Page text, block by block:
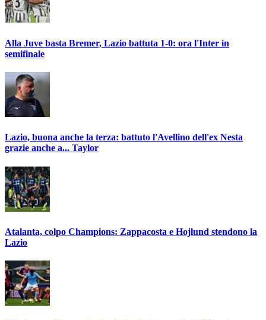
Alla Juve basta Bremer, Lazio battuta 1-0: ora l'Inter in
semifinale
Lazio, buona anche la terza: battuto l'Avellino dell'ex Nesta
grazie anche a... Taylor
Atalanta, colpo Champions: Zappacosta e Hojlund stendono la
Lazio